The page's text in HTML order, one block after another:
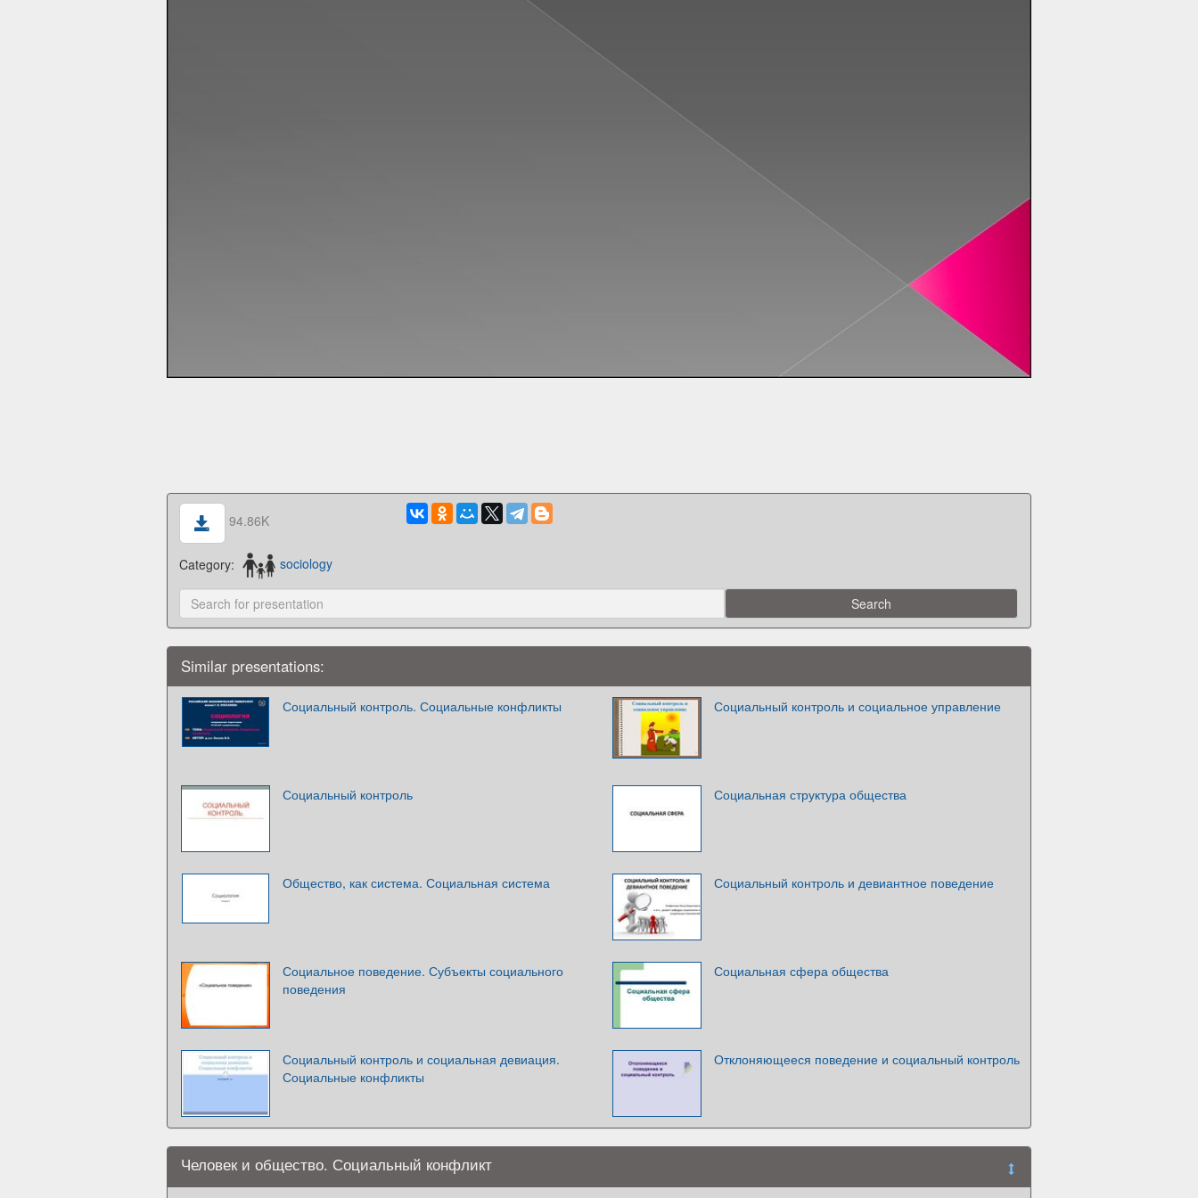
94.86K
Category: sociology
Similar presentations:
Социальный контроль. Социальные конфликты Социальный контроль и социальное управление
Социальный контроль Социальная структура общества
Общество, как система. Социальная система Социальный контроль и девиантное поведение
Социальное поведение. Субъекты социального
поведения
Социальная сфера общества
Социальный контроль и социальная девиация.
Социальные конфликты
Отклоняющееся поведение и социальный контроль
Человек и общество. Социальный конфликт